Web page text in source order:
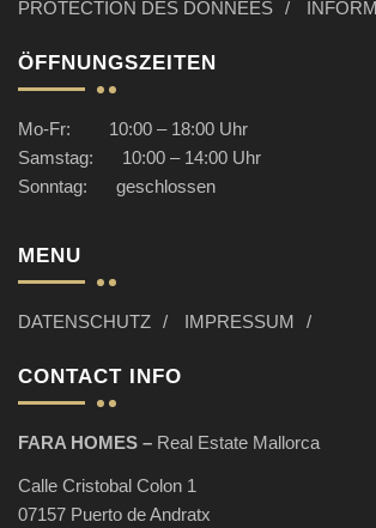
PROTECTION DES DONNÉES
ÖFFNUNGSZEITEN
Mo-Fr: 10:00 – 18:00 Uhr
Samstag: 10:00 – 14:00 Uhr
Sonntag: geschlossen
MENU
DATENSCHUTZ IMPRESSUM
CONTACT INFO
FARA HOMES – Real Estate Mallorca
Calle Cristobal Colon 1
07157 Puerto de Andratx